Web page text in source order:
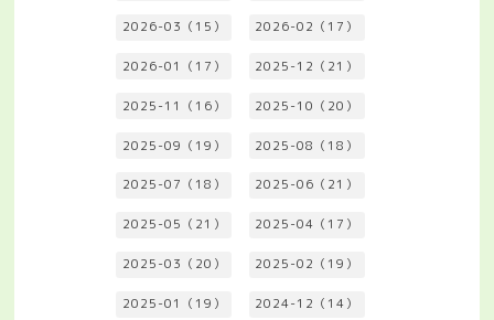
2026-03（15） 2026-02（17）
2026-01（17） 2025-12（21）
2025-11（16） 2025-10（20）
2025-09（19） 2025-08（18）
2025-07（18） 2025-06（21）
2025-05（21） 2025-04（17）
2025-03（20） 2025-02（19）
2025-01（19） 2024-12（14）